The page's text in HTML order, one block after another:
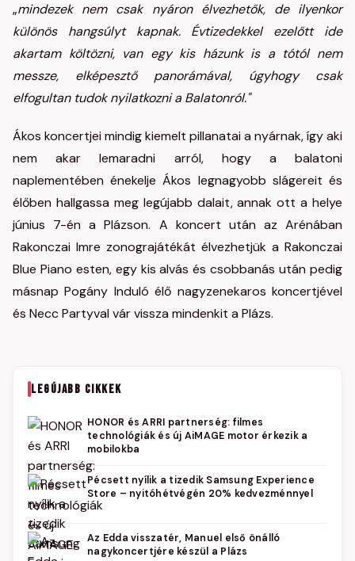
„mindezek nem csak nyáron élvezhetők, de ilyenkor
különös hangsúlyt kapnak. Évtizedekkel ezelőtt ide
akartam költözni, van egy kis házunk is a tótól nem
messze, elképesztő panorámával, úgyhogy csak
elfogultan tudok nyilatkozni a Balatonról."
Ákos koncertjei mindig kiemelt pillanatai a nyárnak, így aki
nem akar lemaradni arról, hogy a balatoni
naplementében énekelje Ákos legnagyobb slágereit és
élőben hallgassa meg legújabb dalait, annak ott a helye
június 7-én a Plázson. A koncert után az Arénában
Rakonczai Imre zonograjátékát élvezhetjük a Rakonczai
Blue Piano esten, egy kis alvás és csobbanás után pedig
másnap Pogány Induló élő nagyzenekaros koncertjével
és Necc Partyval vár vissza mindenkit a Plázs.
LEGÚJABB CIKKEK
HONOR és ARRI partnerség: filmes
technológiák és új AiMAGE motor érkezik a
mobilokba
Pécsett nyílik a tizedik Samsung Experience
Store – nyitóhétvégén 20% kedvezménnyel
Az Edda visszatér, Manuel első önálló
nagykoncertjére készül a Plázs